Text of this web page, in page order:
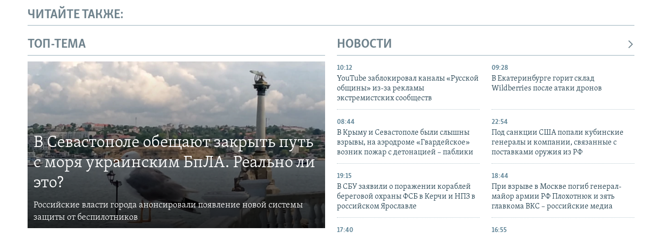
ЧИТАЙТЕ ТАКЖЕ:
ТОП-ТЕМА
В Севастополе обещают закрыть путь
с моря украинским БпЛА. Реально ли
это?
Российские власти города анонсировали появление новой системы
защиты от беспилотников
НОВОСТИ
10:12
YouTube заблокировал каналы «Русской
общины» из-за рекламы
экстремистских сообществ
09:28
В Екатеринбурге горит склад
Wildberries после атаки дронов
08:44
В Крыму и Севастополе были слышны
взрывы, на аэродроме «Гвардейское»
возник пожар с детонацией – паблики
22:54
Под санкции США попали кубинские
генералы и компании, связанные с
поставками оружия из РФ
19:15
В СБУ заявили о поражении кораблей
береговой охраны ФСБ в Керчи и НПЗ в
российском Ярославле
18:44
При взрыве в Москве погиб генерал-
майор армии РФ Плохотнюк и зять
главкома ВКС – российские медиа
17:40 16:55